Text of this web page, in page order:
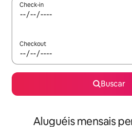
Check-in
Checkout
Buscar
Aluguéis mensais